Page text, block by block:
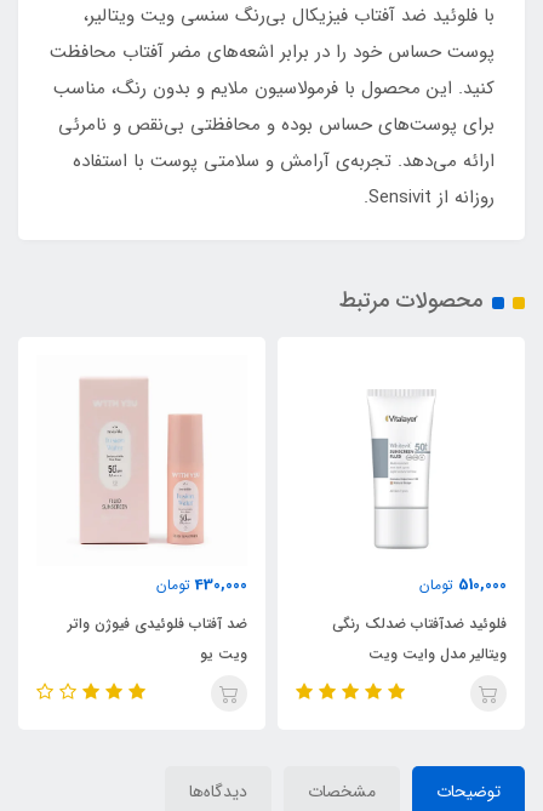
با فلوئید ضد آفتاب فیزیکال بی‌رنگ سنسی ویت ویتالیر،
پوست حساس خود را در برابر اشعه‌های مضر آفتاب محافظت
کنید. این محصول با فرمولاسیون ملایم و بدون رنگ، مناسب
برای پوست‌های حساس بوده و محافظتی بی‌نقص و نامرئی
ارائه می‌دهد. تجربه‌ی آرامش و سلامتی پوست با استفاده
روزانه از Sensivit.
محصولات مرتبط
510,000 تومان
فلوئید ضدآفتاب ضدلک رنگی
ویتالیر مدل وایت ویت
430,000 تومان
ضد آفتاب فلوئیدی فیوژن واتر
ویت یو
توضیحات مشخصات دیدگاه‌ها